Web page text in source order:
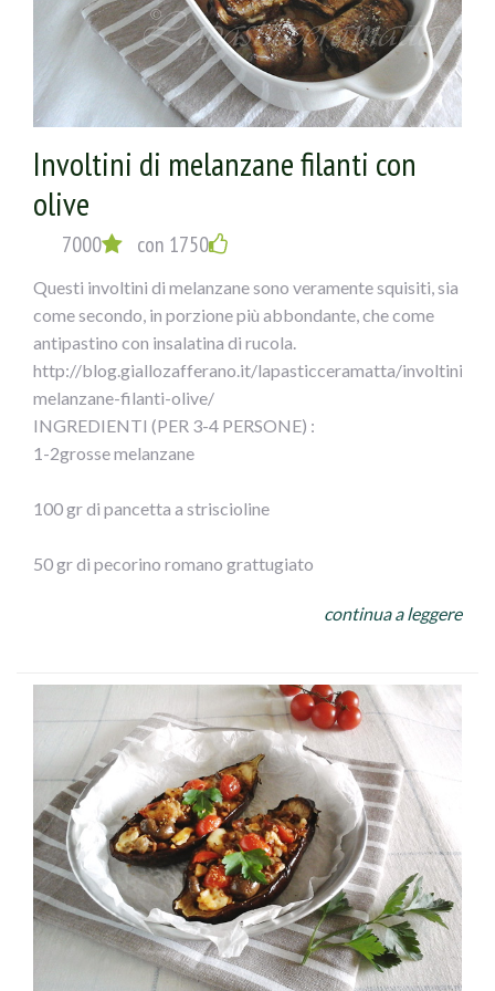
croccante. Unite gli spicchi di aglio sbucciati e
schiacciati alle erbe aromatiche in polvere.
Lasciate insaporire per due minuti, in seguito aggiungete
la polpa di pomodoro. Regolate di sale e pepe,
aggiungete lo zucchero e le foglie di alloro.
Unite i capperi e le olive nere denocciolate FICACCI.
Mescolate bene il tutto e lasciate cuocere 30-40 minuti,
aggiungendo verso fine cottura le foglie di basilico.
Servitele cosce di pollo in umido con olive e capperi con il
Involtini di melanzane filanti con
olive
7000 con 1750
Questi involtini di melanzane sono veramente squisiti, sia
come secondo, in porzione più abbondante, che come
antipastino con insalatina di rucola.
http://blog.giallozafferano.it/lapasticceramatta/involtini-
melanzane-filanti-olive/
INGREDIENTI (PER 3-4 PERSONE) :
1-2grosse melanzane
100 gr di pancetta a striscioline
50 gr di pecorino romano grattugiato
½ spicchio d’aglio
250 gr di mozzarella
olio extra vergine d’oliva
sale
ESECUZIONE:
continua a leggere